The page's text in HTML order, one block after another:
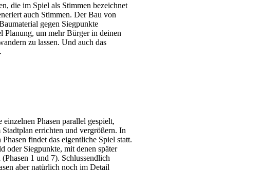
die im Spiel als Stimmen bezeichnet
auch Stimmen. Der Bau von
gegen Siegpunkte
Planung, um mehr Bürger in deinen
zu lassen. Und auch das
Phasen parallel gespielt,
errichten und vergrößern. In
findet das eigentliche Spiel statt.
oder Siegpunkte, mit denen später
1 und 7). Schlussendlich
aber natürlich noch im Detail